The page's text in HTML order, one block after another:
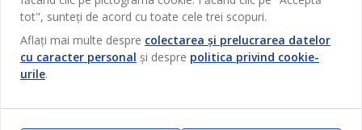
Grădină
Pentru casă
Outlet
Garanția Produselor
Politica de confidentialitate
Card cadou
Livrare
Newsletter
Inspirație
JYSK BUSINESS TO BUSINESS
Vânzări și relații clienți persoane juridice
Telefon: 060 531 531
E-mail: jysk@jysk.md
E-mail: support@jysk.md
tot", sunteți de acord cu toate cele trei scopuri.
Aflați mai multe despre colectarea și prelucrarea datelor
cu caracter personal și despre politica privind cookie-
urile.